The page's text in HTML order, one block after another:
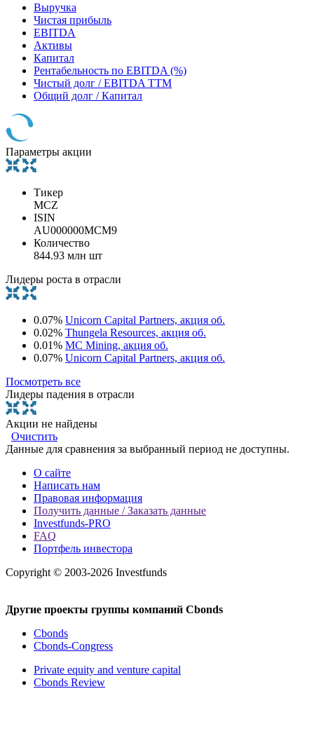
Выручка
Чистая прибыль
EBITDA
Активы
Капитал
Рентабельность по EBITDA (%)
Чистый долг / EBITDA TTM
Общий долг / Капитал
Параметры акции
Тикер
MCZ
ISIN
AU000000MCM9
Количество
844.93 млн шт
Лидеры роста в отрасли
0.07% Unicorn Capital Partners, акция об.
0.02% Thungela Resources, акция об.
0.01% MC Mining, акция об.
0.07% Unicorn Capital Partners, акция об.
Посмотреть все
Лидеры падения в отрасли
Акции не найдены
Очистить
Данные для сравнения за выбранный период не доступны.
О сайте
Написать нам
Правовая информация
Получить данные / Заказать данные
Investfunds-PRO
FAQ
Портфель инвестора
Copyright © 2003-2026 Investfunds
Другие проекты группы компаний Cbonds
Cbonds
Cbonds-Congress
Private equity and venture capital
Cbonds Review